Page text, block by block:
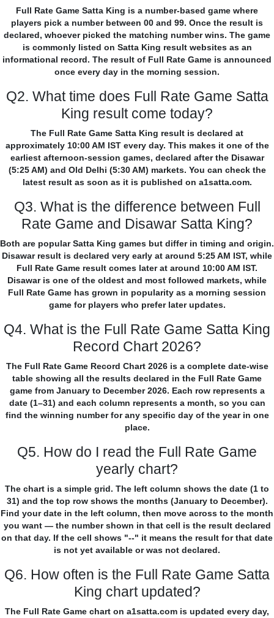
Full Rate Game Satta King is a number-based game where
players pick a number between 00 and 99. Once the result is
declared, whoever picked the matching number wins. The game
is commonly listed on Satta King result websites as an
informational record. The result of Full Rate Game is announced
once every day in the morning session.
Q2. What time does Full Rate Game Satta
King result come today?
The Full Rate Game Satta King result is declared at
approximately 10:00 AM IST every day. This makes it one of the
earliest afternoon-session games, declared after the Disawar
(5:25 AM) and Old Delhi (5:30 AM) markets. You can check the
latest result as soon as it is published on a1satta.com.
Q3. What is the difference between Full
Rate Game and Disawar Satta King?
Both are popular Satta King games but differ in timing and origin.
Disawar result is declared very early at around 5:25 AM IST, while
Full Rate Game result comes later at around 10:00 AM IST.
Disawar is one of the oldest and most followed markets, while
Full Rate Game has grown in popularity as a morning session
game for players who prefer later updates.
Q4. What is the Full Rate Game Satta King
Record Chart 2026?
The Full Rate Game Record Chart 2026 is a complete date-wise
table showing all the results declared in the Full Rate Game
game from January to December 2026. Each row represents a
date (1–31) and each column represents a month, so you can
find the winning number for any specific day of the year in one
place.
Q5. How do I read the Full Rate Game
yearly chart?
The chart is a simple grid. The left column shows the date (1 to
31) and the top row shows the months (January to December).
Find your date in the left column, then move across to the month
you want — the number shown in that cell is the result declared
on that day. If the cell shows "--" it means the result for that date
is not yet available or was not declared.
Q6. How often is the Full Rate Game Satta
King chart updated?
The Full Rate Game chart on a1satta.com is updated every day,